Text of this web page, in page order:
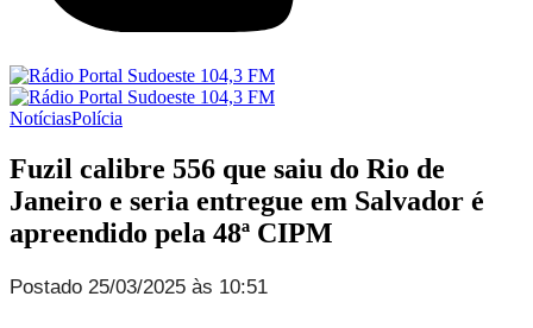
NotíciasPolícia
Fuzil calibre 556 que saiu do Rio de
Janeiro e seria entregue em Salvador é
apreendido pela 48ª CIPM
Postado 25/03/2025 às 10:51